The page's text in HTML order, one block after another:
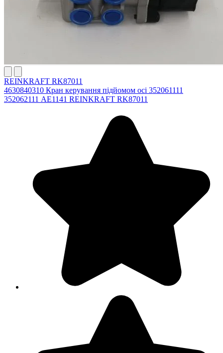
REINKRAFT RK87011
4630840310 Кран керування підйомом осі 352061111
352062111 AE1141 REINKRAFT RK87011